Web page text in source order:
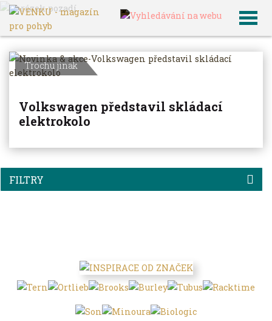
VENKU Archiv článků
FILTRY
Trochu jinak
Volkswagen představil skládací
elektrokolo